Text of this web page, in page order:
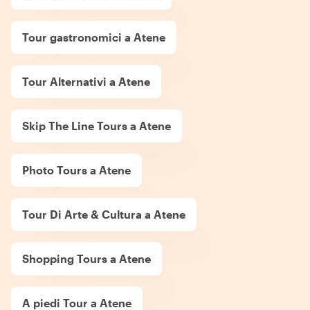
Tour gastronomici a Atene
Tour Alternativi a Atene
Skip The Line Tours a Atene
Photo Tours a Atene
Tour Di Arte & Cultura a Atene
Shopping Tours a Atene
A piedi Tour a Atene